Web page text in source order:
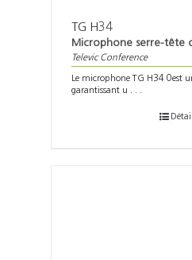
TG H34
Microphone serre-tête
Televic Conference
Le microphone TG H34 0est
garantissant u . . .